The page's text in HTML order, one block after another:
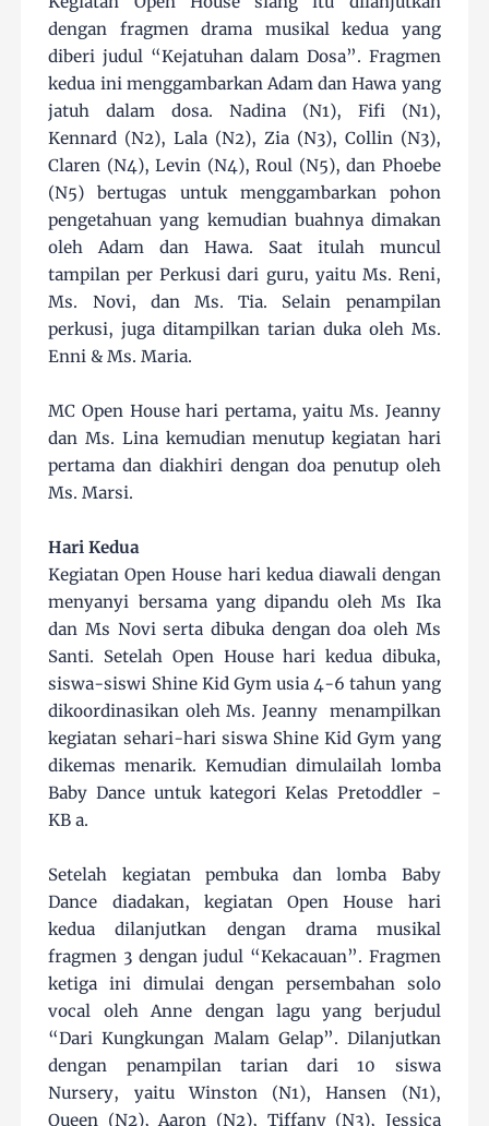
dengan fragmen drama musikal kedua yang
diberi judul “Kejatuhan dalam Dosa”. Fragmen
kedua ini menggambarkan Adam dan Hawa yang
jatuh dalam dosa. Nadina (N1), Fifi (N1),
Kennard (N2), Lala (N2), Zia (N3), Collin (N3),
Claren (N4), Levin (N4), Roul (N5), dan Phoebe
(N5) bertugas untuk menggambarkan pohon
pengetahuan yang kemudian buahnya dimakan
oleh Adam dan Hawa. Saat itulah muncul
tampilan per Perkusi dari guru, yaitu Ms. Reni,
Ms. Novi, dan Ms. Tia. Selain penampilan
perkusi, juga ditampilkan tarian duka oleh Ms.
Enni & Ms. Maria.
MC Open House hari pertama, yaitu Ms. Jeanny
dan Ms. Lina kemudian menutup kegiatan hari
pertama dan diakhiri dengan doa penutup oleh
Ms. Marsi.
Hari Kedua
Kegiatan Open House hari kedua diawali dengan
menyanyi bersama yang dipandu oleh Ms Ika
dan Ms Novi serta dibuka dengan doa oleh Ms
Santi. Setelah Open House hari kedua dibuka,
siswa-siswi Shine Kid Gym usia 4-6 tahun yang
dikoordinasikan oleh Ms. Jeanny menampilkan
kegiatan sehari-hari siswa Shine Kid Gym yang
dikemas menarik. Kemudian dimulailah lomba
Baby Dance untuk kategori Kelas Pretoddler -
KB a.
Setelah kegiatan pembuka dan lomba Baby
Dance diadakan, kegiatan Open House hari
kedua dilanjutkan dengan drama musikal
fragmen 3 dengan judul “Kekacauan”. Fragmen
ketiga ini dimulai dengan persembahan solo
vocal oleh Anne dengan lagu yang berjudul
“Dari Kungkungan Malam Gelap”. Dilanjutkan
dengan penampilan tarian dari 10 siswa
Nursery, yaitu Winston (N1), Hansen (N1),
Queen (N2), Aaron (N2), Tiffany (N3), Jessica